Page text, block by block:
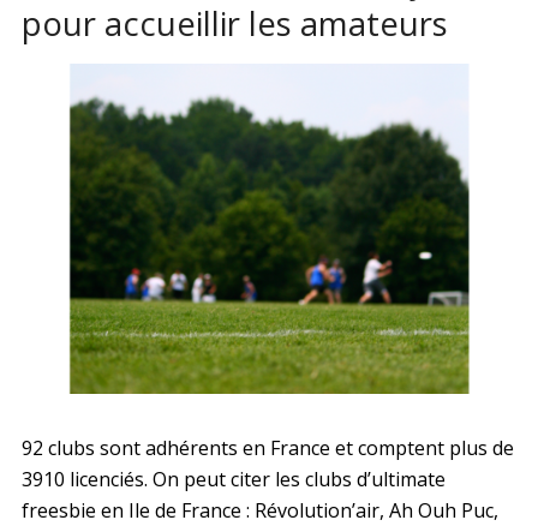
pour accueillir les amateurs
92 clubs sont adhérents en France et comptent plus de
3910 licenciés. On peut citer les clubs d’ultimate
freesbie en Ile de France : Révolution’air, Ah Ouh Puc,